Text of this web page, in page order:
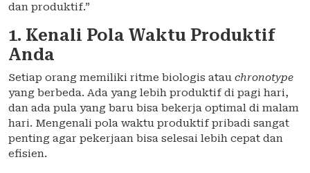
dan produktif.”
1. Kenali Pola Waktu Produktif
Anda
Setiap orang memiliki ritme biologis atau chronotype
yang berbeda. Ada yang lebih produktif di pagi hari,
dan ada pula yang baru bisa bekerja optimal di malam
hari. Mengenali pola waktu produktif pribadi sangat
penting agar pekerjaan bisa selesai lebih cepat dan
efisien.